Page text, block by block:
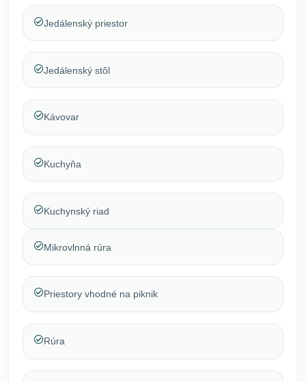
Jedálenský priestor
Jedálenský stôl
Kávovar
Kuchyňa
Kuchynský riad
Mikrovlnná rúra
Priestory vhodné na piknik
Rúra